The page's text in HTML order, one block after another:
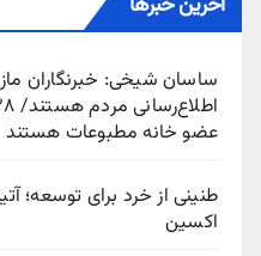
ساسان شیخی: خبرنگاران
عضو خانه مطبوعات هستند
طنینی از خرد برای توسعه؛
اکسین